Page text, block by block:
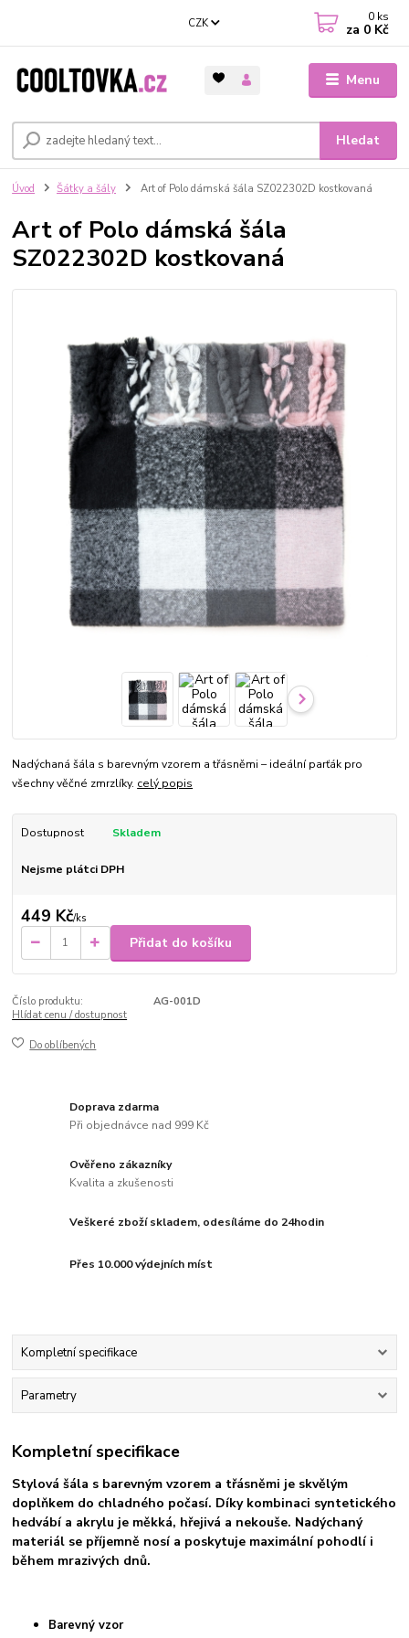
Menu
CZK
Hledat
0 ks
za 0 Kč
Úvod Šátky a šály Art of Polo dámská šála SZ022302D kostkovaná
Art of Polo dámská šála
SZ022302D kostkovaná
Nadýchaná šála s barevným vzorem a třásněmi – ideální parťák pro
všechny věčné zmrzlíky. celý popis
Dostupnost Skladem
Nejsme plátci DPH
449 Kč/ks
Přidat do košíku
Číslo produktu:
AG-001D
Hlídat cenu / dostupnost
Do oblíbených
Doprava zdarma
Při objednávce nad 999 Kč
Ověřeno zákazníky
Kvalita a zkušenosti
Veškeré zboží skladem, odesíláme do 24hodin
Přes 10.000 výdejních míst
Kompletní specifikace
Parametry
Kompletní specifikace
Stylová šála s barevným vzorem a třásněmi je skvělým
doplňkem do chladného počasí. Díky kombinaci syntetického
hedvábí a akrylu je měkká, hřejivá a nekouše. Nadýchaný
materiál se příjemně nosí a poskytuje maximální pohodlí i
během mrazivých dnů.
Barevný vzor